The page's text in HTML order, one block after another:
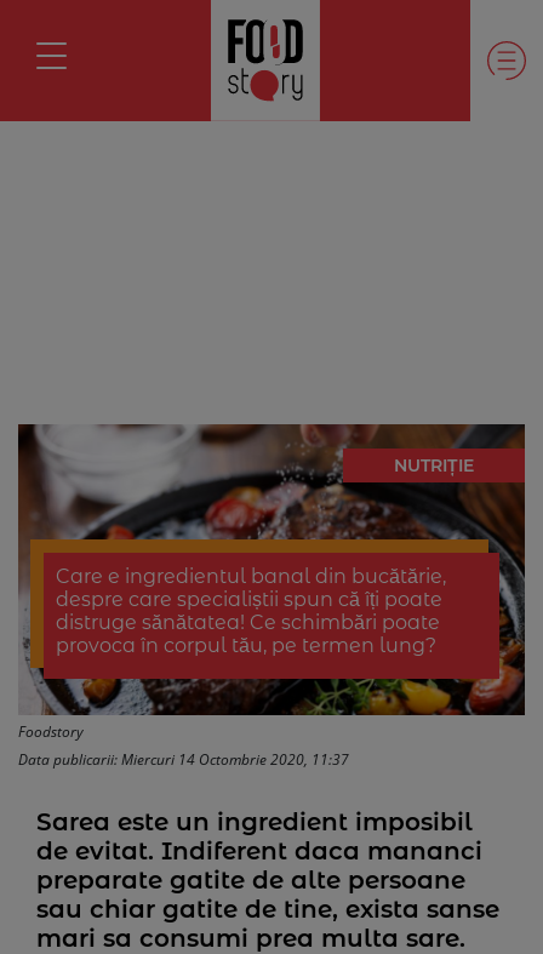
NUTRIȚIE
Care e ingredientul banal din bucătărie,
despre care specialiștii spun că îți poate
distruge sănătatea! Ce schimbări poate
provoca în corpul tău, pe termen lung?
Foodstory
Data publicarii: Miercuri 14 Octombrie 2020, 11:37
Sarea este un ingredient imposibil
de evitat. Indiferent daca mananci
preparate gatite de alte persoane
sau chiar gatite de tine, exista sanse
mari sa consumi prea multa sare.